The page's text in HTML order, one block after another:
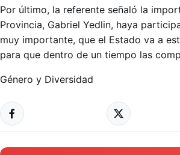
Por último, la referente señaló la
Provincia, Gabriel Yedlin, haya
muy importante, que el Estado va a
para que dentro de un tiempo las
Género y Diversidad